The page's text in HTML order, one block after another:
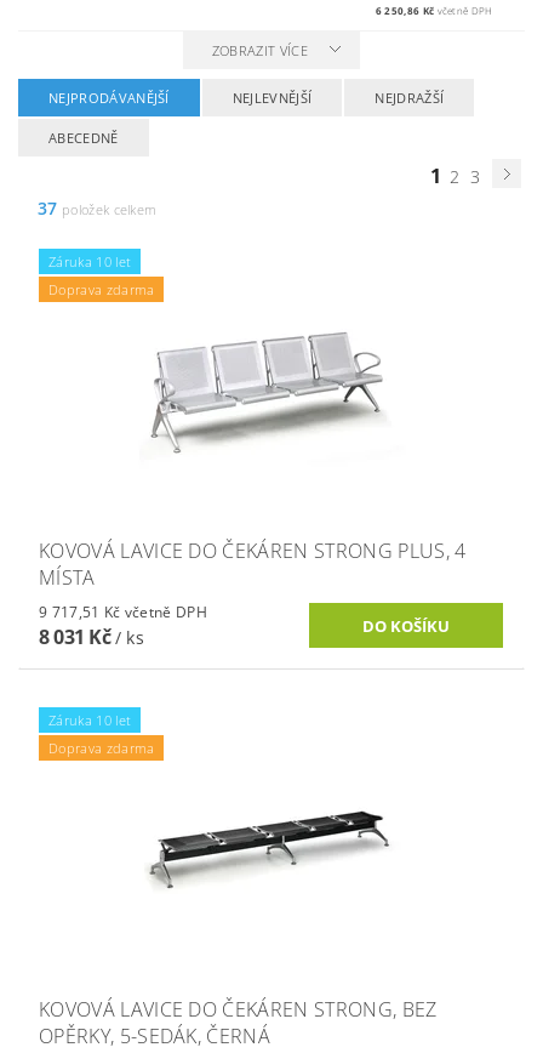
6 250,86 Kč včetně DPH
ZOBRAZIT VÍCE
NEJPRODÁVANĚJŠÍ NEJLEVNĚJŠÍ NEJDRAŽŠÍ
ABECEDNĚ
1 2 3
37 položek celkem
Záruka 10 let
Doprava zdarma
KOVOVÁ LAVICE DO ČEKÁREN STRONG PLUS, 4
MÍSTA
9 717,51 Kč včetně DPH
8 031 Kč/ ks
Záruka 10 let
Doprava zdarma
KOVOVÁ LAVICE DO ČEKÁREN STRONG, BEZ
OPĚRKY, 5-SEDÁK, ČERNÁ